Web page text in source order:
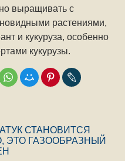
выращивать с
растениями,
и кукуруза, особенно
кукурузы.
СТАНОВИТСЯ
ЭТО ГАЗООБРАЗНЫЙ